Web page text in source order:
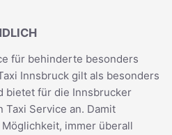
für behinderte besonders
Innsbruck gilt als besonders
bietet für die Innsbrucker
Service an. Damit
immer überall